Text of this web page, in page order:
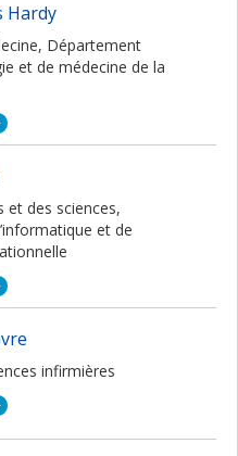
Hardy
Département
et de médecine de la
et des sciences,
et de
infirmières